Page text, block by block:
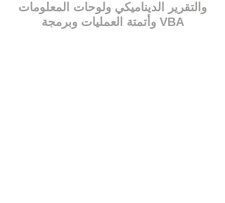
والتقرير الديناميكي ولوحات المعلومات
وأتمتة العمليات وبرمجة VBA